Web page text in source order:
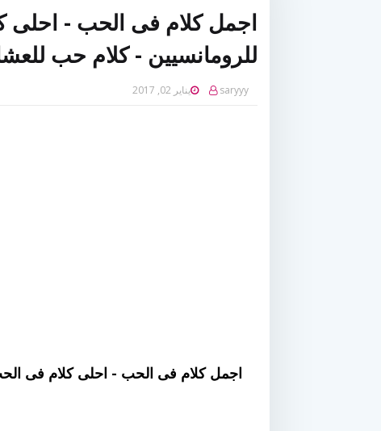
اجمل كلام فى الحب - احلى
للرومانسيين - كلام حب
saryyy يناير 02, 2017
اجمل كلام فى الحب - احلى كلام فى